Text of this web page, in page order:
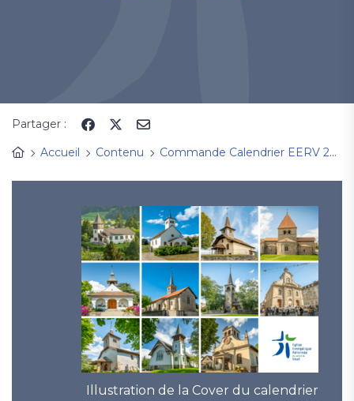
Partager :
Accueil
Contenu Commande Calendrier EERV 2027
Illustration de la Cover du calendrier